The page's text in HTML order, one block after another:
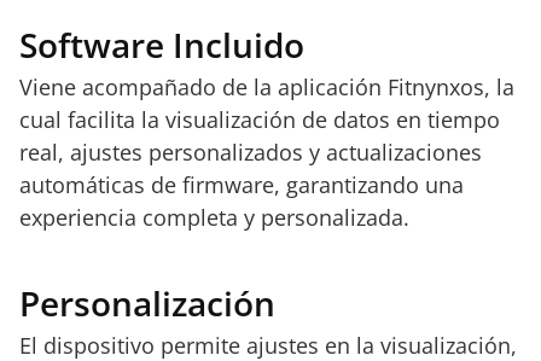
Software Incluido
Viene acompañado de la aplicación Fitnynxos, la
cual facilita la visualización de datos en tiempo
real, ajustes personalizados y actualizaciones
automáticas de firmware, garantizando una
experiencia completa y personalizada.
Personalización
El dispositivo permite ajustes en la visualización,